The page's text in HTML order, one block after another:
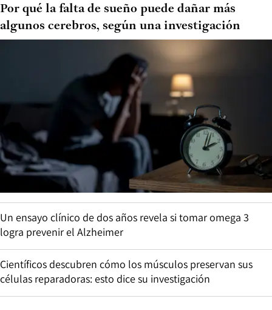
Por qué la falta de sueño puede dañar más
algunos cerebros, según una investigación
Un ensayo clínico de dos años revela si tomar omega 3
logra prevenir el Alzheimer
Científicos descubren cómo los músculos preservan sus
células reparadoras: esto dice su investigación